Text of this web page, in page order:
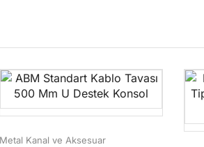
Metal Kanal ve Aksesuar